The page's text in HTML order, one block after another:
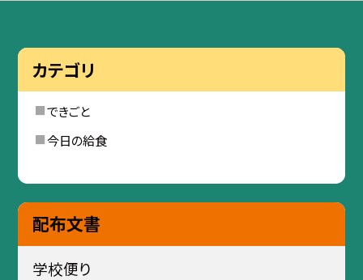
カテゴリ
できごと
今日の給食
配布文書
学校便り